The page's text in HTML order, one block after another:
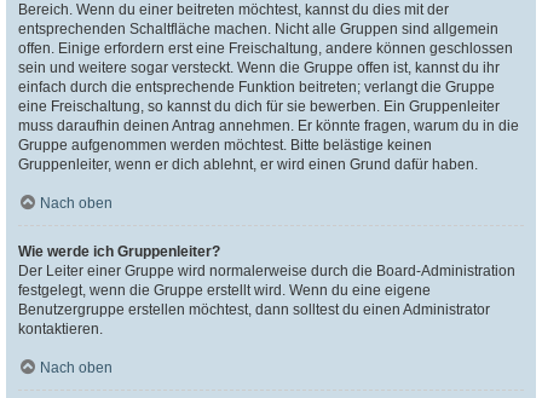
Bereich. Wenn du einer beitreten möchtest, kannst du dies mit der
entsprechenden Schaltfläche machen. Nicht alle Gruppen sind allgemein
offen. Einige erfordern erst eine Freischaltung, andere können geschlossen
sein und weitere sogar versteckt. Wenn die Gruppe offen ist, kannst du ihr
einfach durch die entsprechende Funktion beitreten; verlangt die Gruppe
eine Freischaltung, so kannst du dich für sie bewerben. Ein Gruppenleiter
muss daraufhin deinen Antrag annehmen. Er könnte fragen, warum du in die
Gruppe aufgenommen werden möchtest. Bitte belästige keinen
Gruppenleiter, wenn er dich ablehnt, er wird einen Grund dafür haben.
Nach oben
Wie werde ich Gruppenleiter?
Der Leiter einer Gruppe wird normalerweise durch die Board-Administration
festgelegt, wenn die Gruppe erstellt wird. Wenn du eine eigene
Benutzergruppe erstellen möchtest, dann solltest du einen Administrator
kontaktieren.
Nach oben